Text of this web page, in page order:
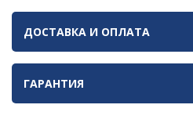
ДОСТАВКА И ОПЛАТА
ГАРАНТИЯ